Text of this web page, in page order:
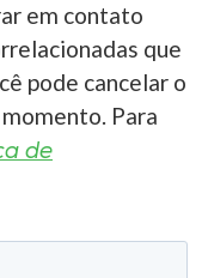
em contato
que
pode cancelar o
Para
de